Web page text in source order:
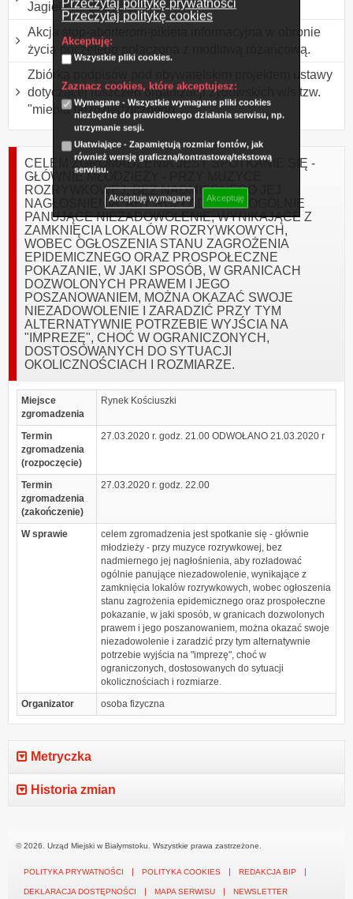
Przeczytaj politykę prywatności
Przeczytaj politykę cookies
Akceptuję:
Wszystkie pliki cookies.
Zaznacz cookies, które akceptujesz:
Wymagane - Wszystkie wymagane pliki cookies
niezbędne do prawidłowego działania serwisu, np.
utrzymanie sesji.
Ułatwiające - Zapamiętują rozmiar fontów, jak
również wersję graficzną/kontrastową/tekstową
serwisu.
Akceptuję wymagane Akceptuję
Jagiellonii Białystok
Akcja stop-aborterom-pikieta informacyjna w obronie
życia poczętego połączona z modlitwą różańcową.
Zbiórka podpisów pod obywatelskim projektem ustawy
dotyczącej roszczeń organizacji żydowskich w/s tzw.
"mienia bezdziedzicznego".
CELEM ZGROMADZENIA JEST SPOTKANIE SIĘ -
GŁÓWNIE MŁODZIEŻY - PRZY MUZYCE
ROZRYWKOWEJ, BEZ NADMIERNEGO JEJ
NAGŁOŚNIENIA, ABY ROZŁADOWAĆ OGÓLNIE
PANUJĄCE NIEZADOWOLENIE, WYNIKAJĄCE Z
ZAMKNIĘCIA LOKALÓW ROZRYWKOWYCH,
WOBEC OGŁOSZENIA STANU ZAGROŻENIA
EPIDEMICZNEGO ORAZ PROSPOŁECZNE
POKAZANIE, W JAKI SPOSÓB, W GRANICACH
DOZWOLONYCH PRAWEM I JEGO
POSZANOWANIEM, MOŻNA OKAZAĆ SWOJE
NIEZADOWOLENIE I ZARADZIĆ PRZY TYM
ALTERNATYWNIE POTRZEBIE WYJŚCIA NA
"IMPREZĘ", CHOĆ W OGRANICZONYCH,
DOSTOSOWANYCH DO SYTUACJI
OKOLICZNOŚCIACH I ROZMIARZE.
Miejsce
zgromadzenia
Rynek Kościuszki
Termin
zgromadzenia
(rozpoczęcie)
27.03.2020 r. godz. 21.00 ODWOŁANO 21.03.2020 r
Termin
zgromadzenia
(zakończenie)
27.03.2020 r. godz. 22.00
W sprawie
celem zgromadzenia jest spotkanie się - głównie
młodzieży - przy muzyce rozrywkowej, bez
nadmiernego jej nagłośnienia, aby rozładować
ogólnie panujące niezadowolenie, wynikające z
zamknięcia lokalów rozrywkowych, wobec ogłoszenia
stanu zagrożenia epidemicznego oraz prospołeczne
pokazanie, w jaki sposób, w granicach dozwolonych
prawem i jego poszanowaniem, można okazać swoje
niezadowolenie i zaradzić przy tym alternatywnie
potrzebie wyjścia na "imprezę", choć w
ograniczonych, dostosowanych do sytuacji
okolicznościach i rozmiarze.
Organizator
osoba fizyczna
Metryczka
Historia zmian
© 2026. Urząd Miejski w Białymstoku. Wszystkie prawa zastrzeżone.
POLITYKA PRYWATNOŚCI POLITYKA COOKIES REDAKCJA BIP
DEKLARACJA DOSTĘPNOŚCI MAPA SERWISU NEWSLETTER